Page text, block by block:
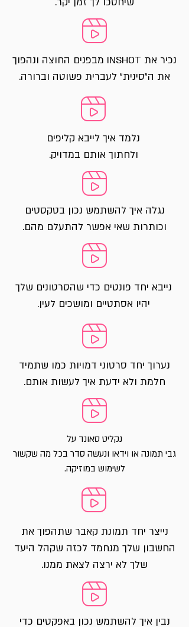
נכיר את INSHOT מבפנים החוצה ונהפוך
את ה"סינית" לעברית פשוטה וברורה.
נלמד איך לייבא קליפים
ולחתוך אותם במדויק.
נגלה איך להשתמש נכון בטקסטים
וכותרות שאי אפשר להתעלם מהם.
נייבא יחד פונטים כדי שהסרטונים שלך
יהיו אסתטיים ומושכים לעין.
נערוך יחד סרטוני דמויות כמו שתמיד
חלמת ולא ידעת איך לעשות אותם.
נקליט סאונד על
גבי תמונה או וידאו ונעשה סדר בכל מה שקשור
לשימוש במוזיקה.
נייצר יחד תמונת קאבר שתהפוך את
החשבון שלך מנחמד לכזה שקהל היעד
שלך לא ירצה לצאת ממנו.
נבין איך להשתמש נכון באפקטים כדי